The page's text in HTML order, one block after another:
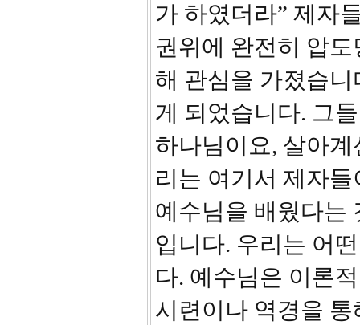
가 하였더라” 제자
권위에 완전히 압
해 관심을 가졌습
게 되었습니다. 그
하나님이요, 살아
리는 여기서 제자
예수님을 배웠다는
입니다. 우리는 어
다. 예수님은 이론
시련이나 역경을